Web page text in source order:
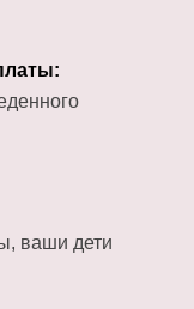
ваши дети